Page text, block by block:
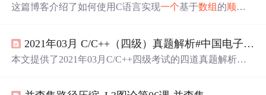
这篇博客介绍了如何使用C语言实现一个基于数组 的顺序
程序，用于输入并存储多个点的信息到队列中，但在运行
时遇到了内存错误。问题可能在于内存溢出或数组越界。
2021年03月 C/C++（四级）真题解析#中国电子学会#全国青少年软件编程等级考试
本文提供了2021年03月C/C++四级考试的四道真题解析，